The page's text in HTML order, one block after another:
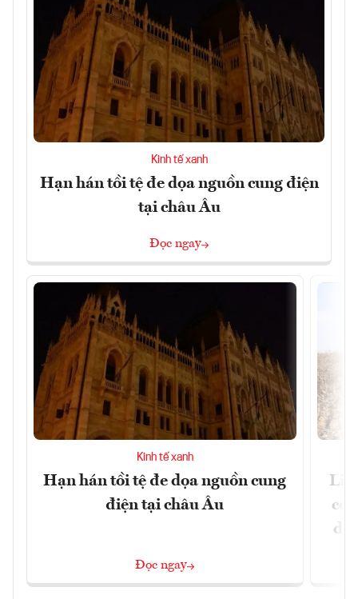
Kinh tế xanh
Hạn hán tồi tệ đe dọa nguồn cung điện
tại châu Âu
Đọc ngay
Kinh tế xanh
Hạn hán tồi tệ đe dọa nguồn cung
điện tại châu Âu
Đọc ngay
có